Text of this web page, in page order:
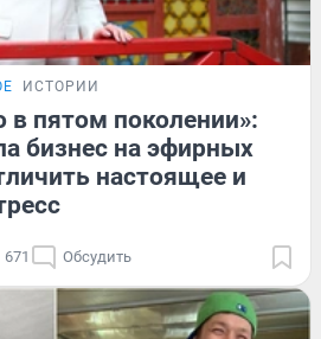
ИСТОРИИ
в пятом поколении»:
бизнес на эфирных
настоящее и
671 Обсудить